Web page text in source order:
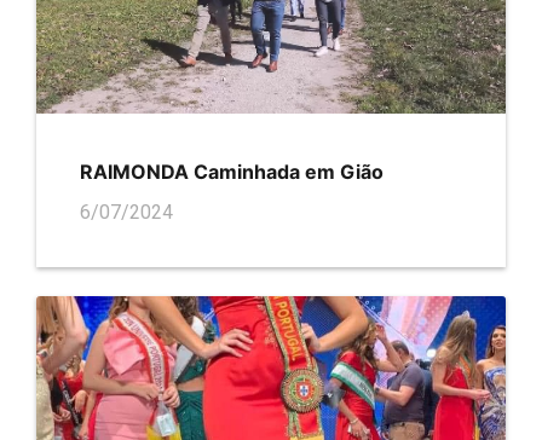
RAIMONDA Caminhada em Gião
6/07/2024